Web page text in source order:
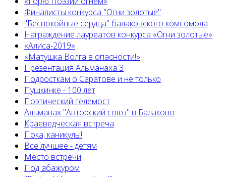
Финалисты конкурса "Огни золотые"
"Беспокойные сердца" балаковского комсомола
Награждение лауреатов конкурса «Огни золотые»
«Алиса-2019»
«Матушка Волга в опасности!»
Презентация Альманаха 3
Подросткам о Саратове и не только
Пушкинке - 100 лет
Поэтический телемост
Альманах "Авторский союз" в Балаково
Краеведческая встреча
Пока, каникулы!
Все лучшее - детям
Место встречи
Под абажуром